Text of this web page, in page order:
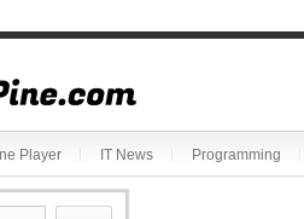
Player IT News Programming
5